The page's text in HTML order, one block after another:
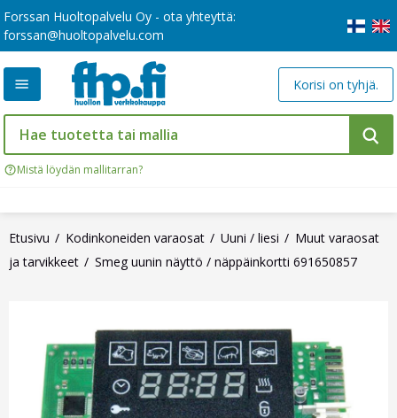
Forssan Huoltopalvelu Oy - ota yhteyttä:
forssan@huoltopalvelu.com
Mistä löydän mallitarran?
Korisi on tyhjä.
Etusivu Kodinkoneiden varaosat Uuni / liesi
Muut varaosat
ja tarvikkeet
Smeg uunin näyttö / näppäinkortti 691650857